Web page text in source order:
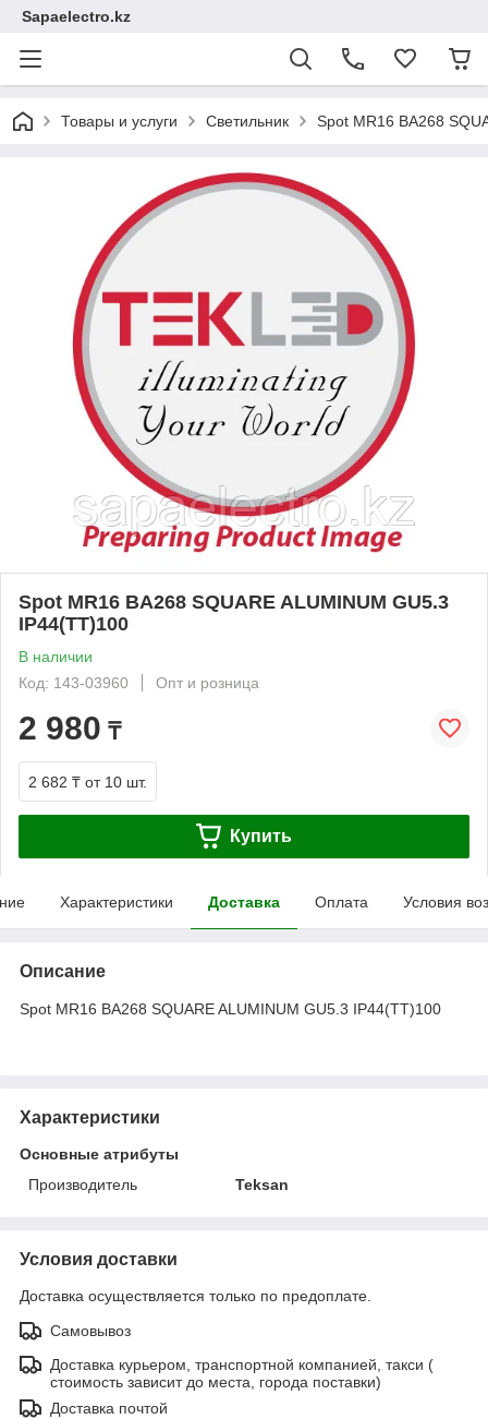
Sapaelectro.kz
Товары и услуги Светильник Spot MR16 BA268
Spot MR16 BA268 SQUARE ALUMINUM GU5.3
IP44(TT)100
В наличии
Код: 143-03960
Опт и розница
2 980 ₸
2 682 ₸ от 10 шт.
Купить
Характеристики Доставка Оплата Условия
Описание
Spot MR16 BA268 SQUARE ALUMINUM GU5.3 IP44(TT)100
Характеристики
Основные атрибуты
Производитель
Teksan
Условия доставки
Доставка осуществляется только по предоплате.
Самовывоз
Доставка курьером, транспортной компанией, такси (
стоимость зависит до места, города поставки)
Доставка почтой